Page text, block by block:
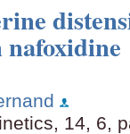
14, 6,